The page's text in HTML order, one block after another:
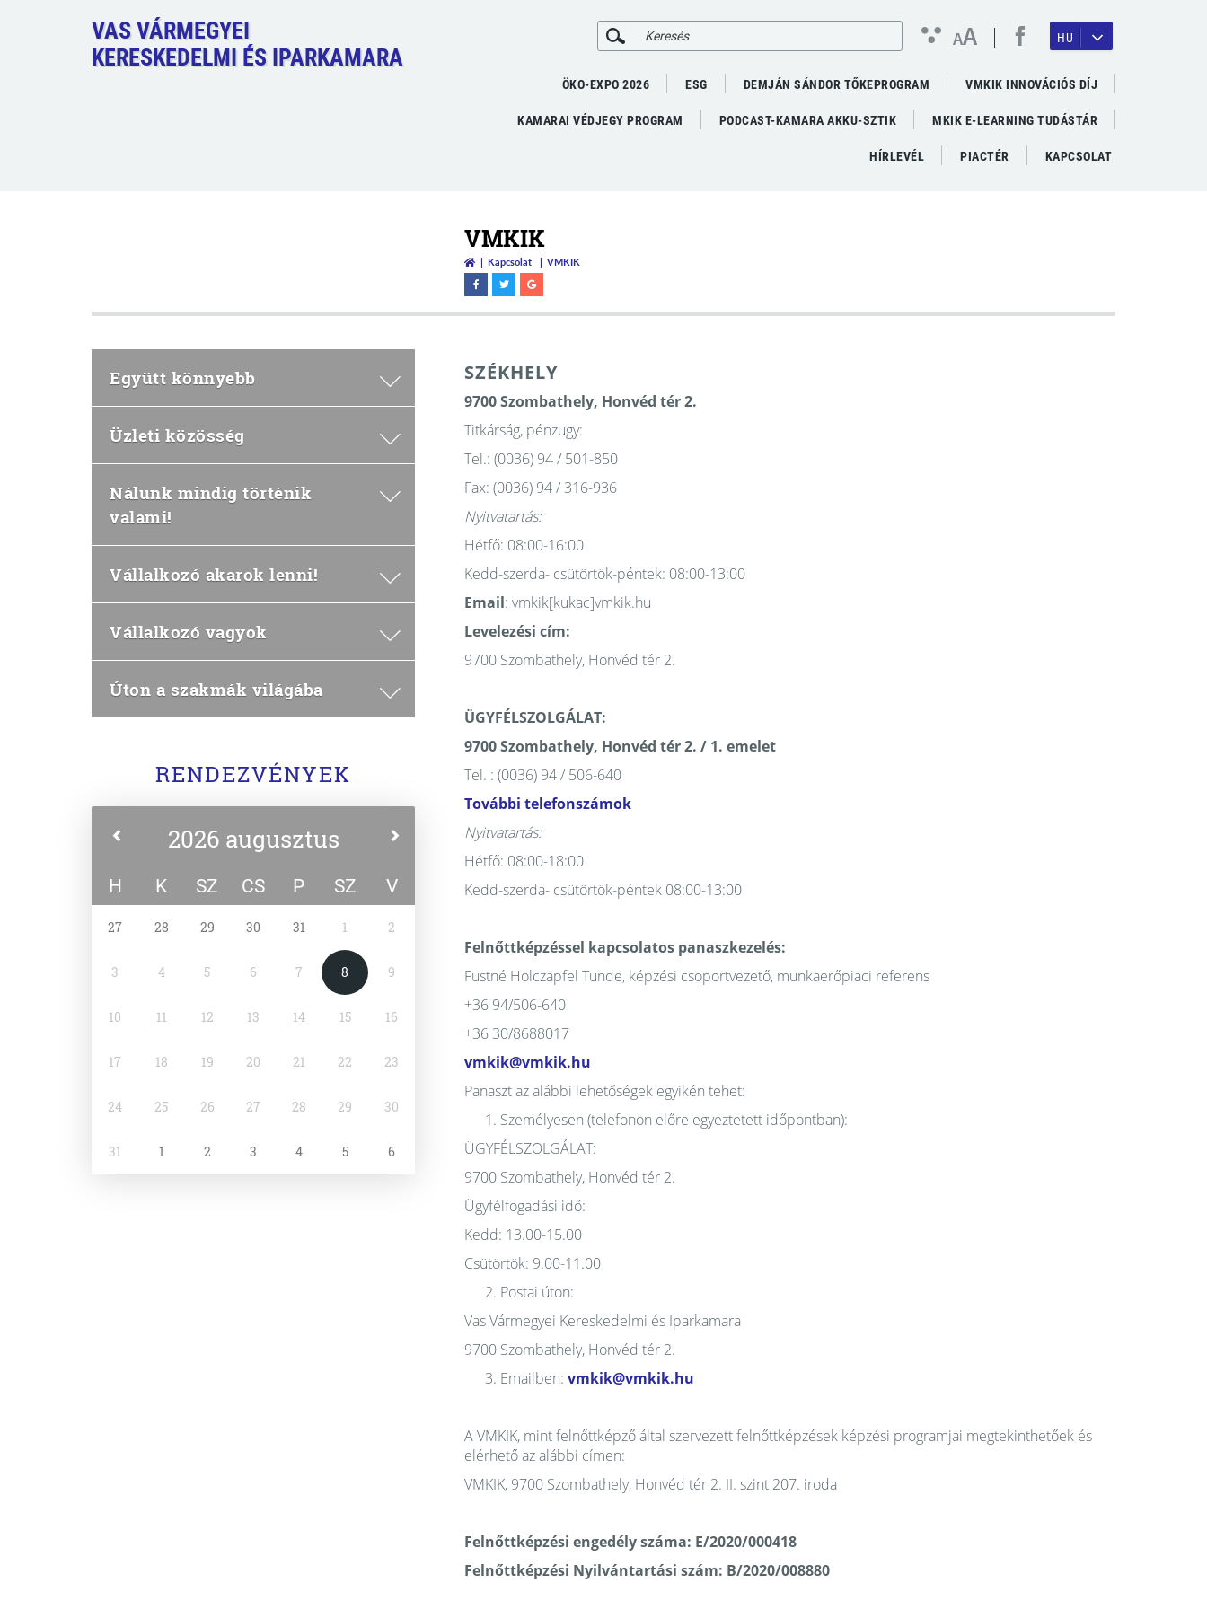
VAS VÁRMEGYEI
KERESKEDELMI ÉS IPARKAMARA
AA HU
ÖKO-EXPO 2026 ESG DEMJÁN SÁNDOR TŐKEPROGRAM VMKIK INNOVÁCIÓS DÍJ
KAMARAI VÉDJEGY PROGRAM PODCAST-KAMARA AKKU-SZTIK MKIK E-LEARNING TUDÁSTÁR
HÍRLEVÉL PIACTÉR KAPCSOLAT
VMKIK
Kapcsolat VMKIK
Együtt könnyebb
Üzleti közösség
Nálunk mindig történik
valami!
Vállalkozó akarok lenni!
Vállalkozó vagyok
Úton a szakmák világába
RENDEZVÉNYEK
2026 augusztus
H K SZ CS P SZ V
27 28 29 30 31 1 2
3 4 5 6 7 8 9
10 11 12 13 14 15 16
17 18 19 20 21 22 23
24 25 26 27 28 29 30
31 1 2 3 4 5 6
SZÉKHELY
9700 Szombathely, Honvéd tér 2.
Titkárság, pénzügy:
Tel.: (0036) 94 / 501-850
Fax: (0036) 94 / 316-936
Nyitvatartás:
Hétfő: 08:00-16:00
Kedd-szerda- csütörtök-péntek: 08:00-13:00
Email: vmkik[kukac]vmkik.hu
Levelezési cím:
9700 Szombathely, Honvéd tér 2.
ÜGYFÉLSZOLGÁLAT:
9700 Szombathely, Honvéd tér 2. / 1. emelet
Tel. : (0036) 94 / 506-640
További telefonszámok
Nyitvatartás:
Hétfő: 08:00-18:00
Kedd-szerda- csütörtök-péntek 08:00-13:00
Felnőttképzéssel kapcsolatos panaszkezelés:
Füstné Holczapfel Tünde, képzési csoportvezető, munkaerőpiaci referens
+36 94/506-640
+36 30/8688017
vmkik@vmkik.hu
Panaszt az alábbi lehetőségek egyikén tehet:
Személyesen (telefonon előre egyeztetett időpontban):
ÜGYFÉLSZOLGÁLAT:
9700 Szombathely, Honvéd tér 2.
Ügyfélfogadási idő:
Kedd: 13.00-15.00
Csütörtök: 9.00-11.00
Postai úton:
Vas Vármegyei Kereskedelmi és Iparkamara
9700 Szombathely, Honvéd tér 2.
Emailben: vmkik@vmkik.hu
A VMKIK, mint felnőttképző által szervezett felnőttképzések képzési programjai megtekinthetőek és
elérhető az alábbi címen:
VMKIK, 9700 Szombathely, Honvéd tér 2. II. szint 207. iroda
Felnőttképzési engedély száma: E/2020/000418
Felnőttképzési Nyilvántartási szám: B/2020/008880